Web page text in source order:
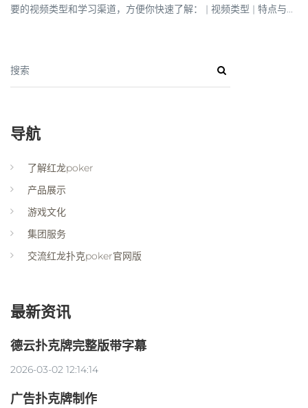
要的视频类型和学习渠道，方便你快速了解： | 视频类型 | 特点与...
搜索
导航
了解红龙poker
产品展示
游戏文化
集团服务
交流红龙扑克poker官网版
最新资讯
德云扑克牌完整版带字幕
2026-03-02 12:14:14
广告扑克牌制作